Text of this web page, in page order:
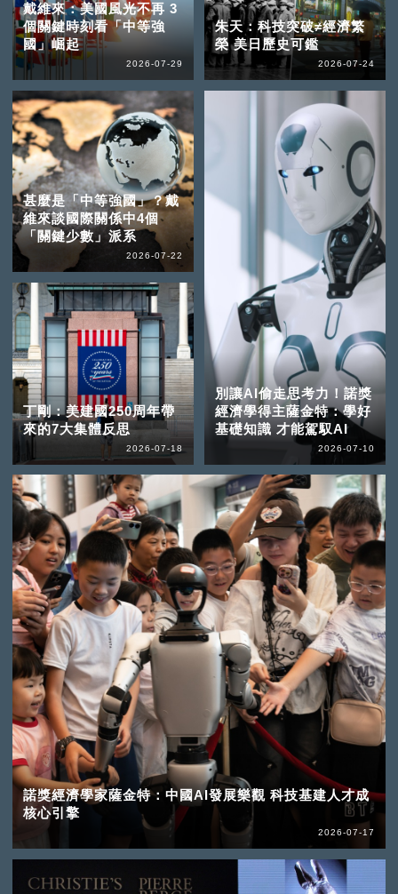
戴維來：美國風光不再 3
個關鍵時刻看「中等強
國」崛起
2026-07-29
朱天：科技突破≠經濟繁
榮 美日歷史可鑑
2026-07-24
甚麼是「中等強國」？戴
維來談國際關係中4個
「關鍵少數」派系
2026-07-22
丁剛：美建國250周年帶
來的7大集體反思
2026-07-18
諾獎經濟學家薩金特：中國AI發展樂觀 科技基建人才成
核心引擎
2026-07-17
別讓AI偷走思考力！諾獎
經濟學得主薩金特：學好
基礎知識 才能駕馭AI
2026-07-10